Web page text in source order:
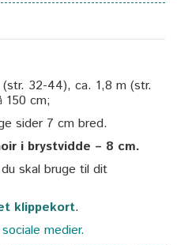
32-44), ca. 1,8 m (str.
150 cm;
sider 7 cm bred.
i brystvidde – 8 cm.
du skal bruge til dit
klippekort.
medier.